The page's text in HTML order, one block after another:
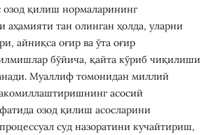
озод қилиш нормаларининг
аҳамияти тан олинган ҳолда, уларни
айниқса оғир ва ўта оғир
бўйича, қайта кўриб чиқилиши
Муаллиф томонидан миллий
асосий
озод қилиш асосларини
суд назоратини кучайтириш,